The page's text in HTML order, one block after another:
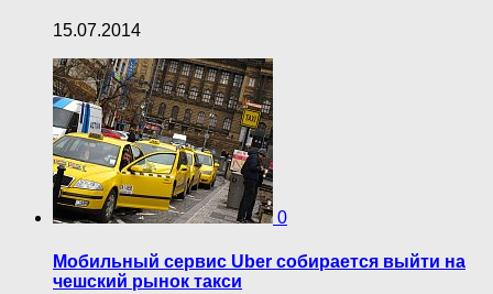
15.07.2014
0
Мобильный сервис Uber собирается выйти на
чешский рынок такси